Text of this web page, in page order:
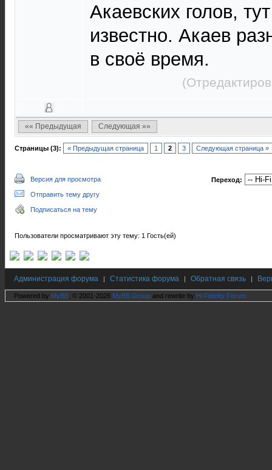
Акаевских голов,
известно. Акаев
в своё время.
«« Предыдущая Следующая »»
Страницы (3): « Предыдущая страница 1 2 3 Следующая страница »
Версия для просмотра
Отправить тему другу
Подписаться на тему
Переход:
Пользователи просматривают эту тему: 1 Гость(ей)
Администрация форума | Статистика форума | Обратная связь |
Powered by MyBB , © 2001-2026 MyBB Group and rewrite by Hi Fidelity Forum